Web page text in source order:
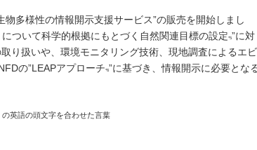
多様性の情報開示支援サービス”の販売を開始しまし
ついて科学的根拠にもとづく自然関連目標の設定*5”に対
り扱いや、環境モニタリング技術、現地調査によるエビ
の”LEAPアプローチ*6”に基づき、情報開示に必要とな
英語の頭⽂字を合わせた⾔葉